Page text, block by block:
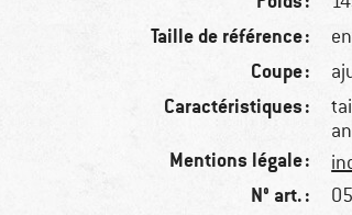
Taille de référence :
Coupe :
Caractéristiques :
Mentions légale :
N° art. :